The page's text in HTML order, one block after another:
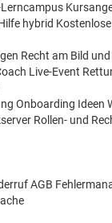
hybrid
Recht am Bild
Live-Event
Onboarding Ideen
Rollen- und
AGB